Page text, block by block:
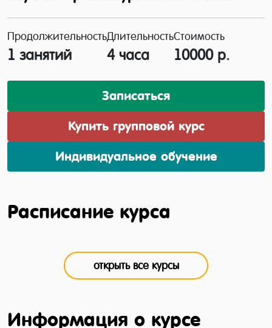
Продолжительность
1 занятий
Длительность
4 часа
Стоимость
10000 р.
Записаться
Купить групповой курс
Индивидуальное обучение
Расписание курса
открыть все курсы
Информация о курсе